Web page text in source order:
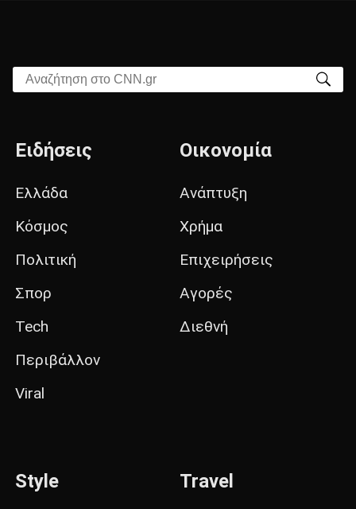
Αναζήτηση στο CNN.gr
Ειδήσεις
Ελλάδα
Κόσμος
Πολιτική
Σπορ
Tech
Περιβάλλον
Viral
Οικονομία
Ανάπτυξη
Χρήμα
Επιχειρήσεις
Αγορές
Διεθνή
Style Travel